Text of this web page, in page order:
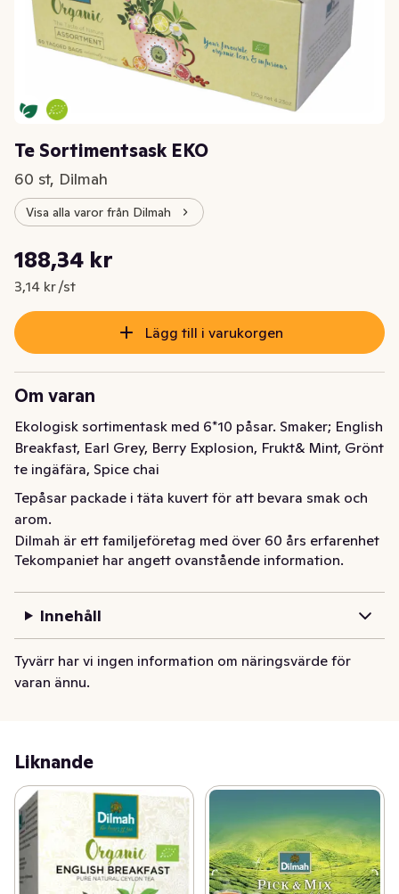
Te Sortimentsask EKO
60 st, Dilmah
Visa alla varor från Dilmah
Nuvarande pris är: 188,34 kr
188,34 kr
3,14 kr /st
Styckpris: 3,14 kr /st
Lägg till i varukorgen
Om varan
Ekologisk sortimentask med 6*10 påsar. Smaker; English
Breakfast, Earl Grey, Berry Explosion, Frukt& Mint, Grönt
te ingäfära, Spice chai
Tepåsar packade i täta kuvert för att bevara smak och
arom.
Dilmah är ett familjeföretag med över 60 års erfarenhet
av teproduktion. Engagemanget, kunskapen och inte
storleken så brinner man för det småskaliga och har ett
stor del av sin vinst till välgörenhet för att främja
levnadsvillkor och miljö på Sri Lanka.
kan vara genom att bistå med utbildning, maskiner och
och sjukhus. Läs mer på www.mjffoundation.org.
Dilmah Conservation startades 2007 tillsammans med
FN och IUCN (International Union for Conservation of
Nature www.iucn.org) för att bl a rädda och bevara
elefanterna samt miljön i Sri Lanka. Läs gärna mer på
Tekompaniet har angett ovanstående information.
Innehåll
Tyvärr har vi ingen information om näringsvärde för
varan ännu.
Liknande